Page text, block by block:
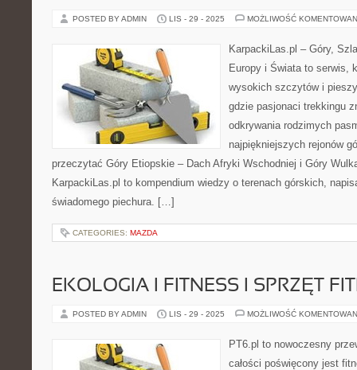
POSTED BY ADMIN LIS - 29 - 2025 MOŻLIWOŚĆ
KarpackiLas.pl – Góry,
Europy i Świata to serwis,
wysokich szczytów i
gdzie pasjonaci trekkingu
odkrywania rodzimych
najpiękniejszych rejonów
przeczytać Góry Etiopskie – Dach Afryki Wschodniej i Góry
KarpackiLas.pl to kompendium wiedzy o terenach górskich,
świadomego piechura. […]
CATEGORIES: MAZDA
EKOLOGIA I FITNESS I SPRZĘT
POSTED BY ADMIN LIS - 29 - 2025 MOŻLIWOŚĆ
PT6.pl to nowoczesny
całości poświęcony jest